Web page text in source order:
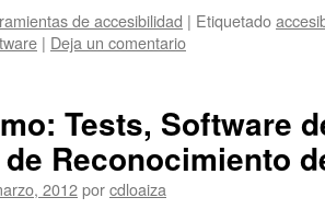
de accesibilidad | Etiquetado
| Deja un comentario
Tests, Software
Reconocimiento
2012porcdloaiza